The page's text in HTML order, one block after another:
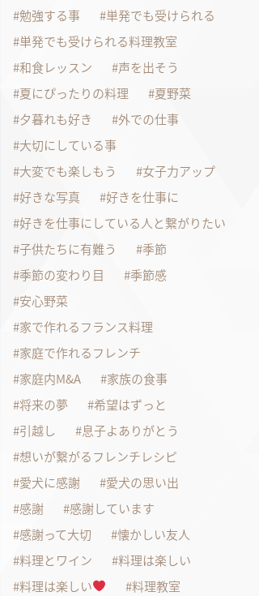
勉強する事
単発でも受けられる
単発でも受けられる料理教室
和食レッスン
声を出そう
夏にぴったりの料理
夏野菜
夕暮れも好き
外での仕事
大切にしている事
大変でも楽しもう
女子力アップ
好きな写真
好きを仕事に
好きを仕事にしている人と繋がりたい
子供たちに有難う
季節
季節の変わり目
季節感
安心野菜
家で作れるフランス料理
家庭で作れるフレンチ
家庭内M&A
家族の食事
将来の夢
希望はずっと
引越し
息子よありがとう
想いが繋がるフレンチレシピ
愛犬に感謝
愛犬の思い出
感謝
感謝しています
感謝って大切
懐かしい友人
料理とワイン
料理は楽しい
料理は楽しい
料理教室